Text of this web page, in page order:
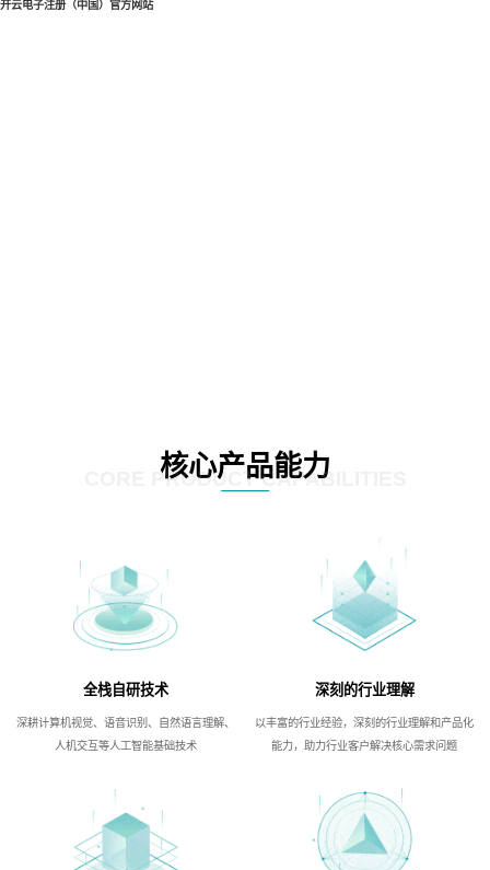
开云电子注册（中国）官方网站
核心产品能力
CORE PRODUCT CAPABILITIES
全栈自研技术
深耕计算机视觉、语音识别、自然语言理解、
人机交互等人工智能基础技术
深刻的行业理解
以丰富的行业经验，深刻的行业理解和产品化
能力，助力行业客户解决核心需求问题